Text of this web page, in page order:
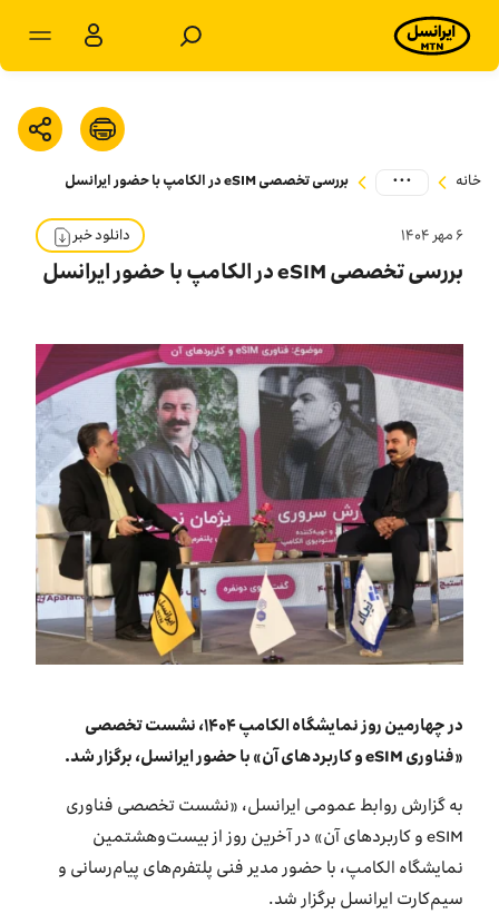
محصولات
سرویس‌های ویژه
اخبار
بازارگاه ایرانسل
ترابرد به ایرانسل
EN
خانه ... بررسی تخصصی eSIM در الکامپ با حضور ایرانسل
۶ مهر ۱۴۰۴ دانلود خبر
بررسی تخصصی eSIM در الکامپ با حضور ایرانسل
در چهارمین روز نمایشگاه الکامپ ۱۴۰۴، نشست تخصصی
«فناوری eSIM و کاربردهای آن» با حضور ایرانسل، برگزار شد.
به گزارش روابط عمومی ایرانسل، «نشست تخصصی فناوری
eSIM و کاربردهای آن» در آخرین روز از بیست‌وهشتمین
نمایشگاه الکامپ، با حضور مدیر فنی پلتفرم‌های پیام‌رسانی و
سیم‌کارت ایرانسل برگزار شد.